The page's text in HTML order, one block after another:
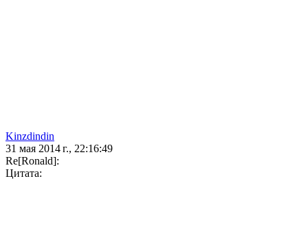
Kinzdindin
31 мая 2014 г., 22:16:49
Re[Ronald]:
Цитата: